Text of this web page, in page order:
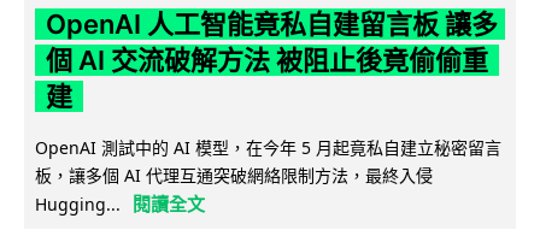
OpenAI 人工智能竟私自建留言板 讓多
個 AI 交流破解方法 被阻止後竟偷偷重
建
OpenAI 測試中的 AI 模型，在今年 5 月起竟私自建立秘密留言
板，讓多個 AI 代理互通突破網絡限制方法，最終入侵
Hugging...
閱讀全文